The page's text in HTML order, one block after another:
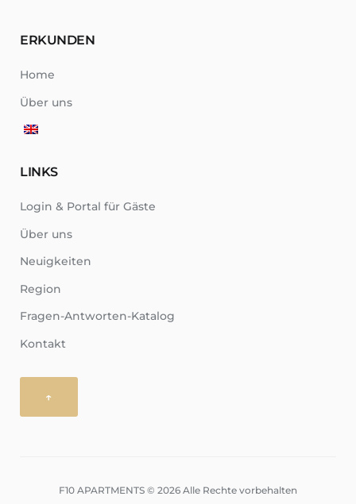
ERKUNDEN
Home
Über uns
LINKS
Login & Portal für Gäste
Über uns
Neuigkeiten
Region
Fragen-Antworten-Katalog
Kontakt
↑
F10 APARTMENTS © 2026 Alle Rechte vorbehalten